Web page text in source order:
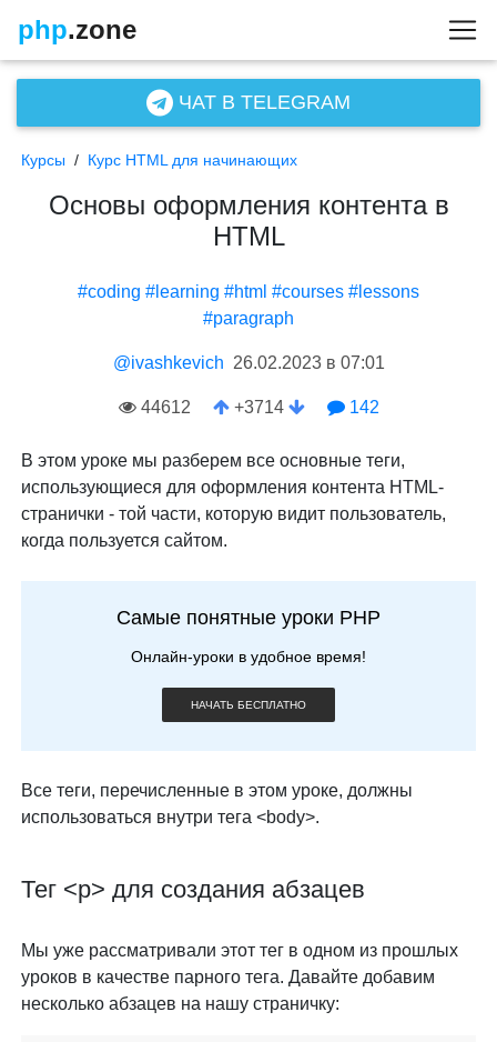
php.zone
ЧАТ В TELEGRAM
Курсы / Курс HTML для начинающих
Основы оформления контента в
HTML
#coding #learning #html #courses #lessons
#paragraph
@ivashkevich 26.02.2023 в 07:01
44612 +3714 142
В этом уроке мы разберем все основные теги,
использующиеся для оформления контента HTML-
странички - той части, которую видит пользователь,
когда пользуется сайтом.
Самые понятные уроки PHP
Онлайн-уроки в удобное время!
НАЧАТЬ БЕСПЛАТНО
Все теги, перечисленные в этом уроке, должны
использоваться внутри тега <body>.
Тег <p> для создания абзацев
Мы уже рассматривали этот тег в одном из прошлых
уроков в качестве парного тега. Давайте добавим
несколько абзацев на нашу страничку: